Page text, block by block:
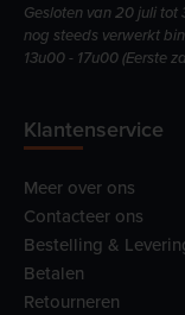
Gesloten van 20 juli tot
nog steeds verwerkt
13u00 - 17u00 (Eerste
Klantenservice
Meer over ons
Contacteer ons
Bestelling &
Betalen
Retourneren